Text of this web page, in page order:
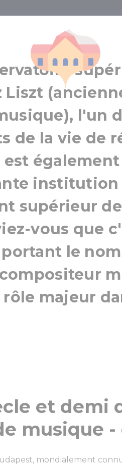
de
Liszt
l'un
de la vie de
également
institution
supérieur
vous que
le nom
majeur
et demi
musique
mondialement